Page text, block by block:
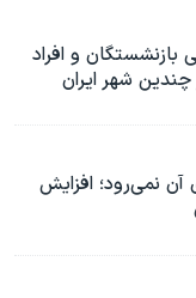
و افراد
چندین شهر ایران
آن نمی‌رود؛ افزایش